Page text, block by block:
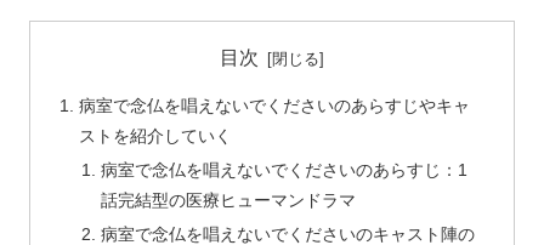
目次
病室で念仏を唱えないでくださいのあらすじやキャ
ストを紹介していく
病室で念仏を唱えないでくださいのあらすじ：1
話完結型の医療ヒューマンドラマ
病室で念仏を唱えないでくださいのキャスト陣の